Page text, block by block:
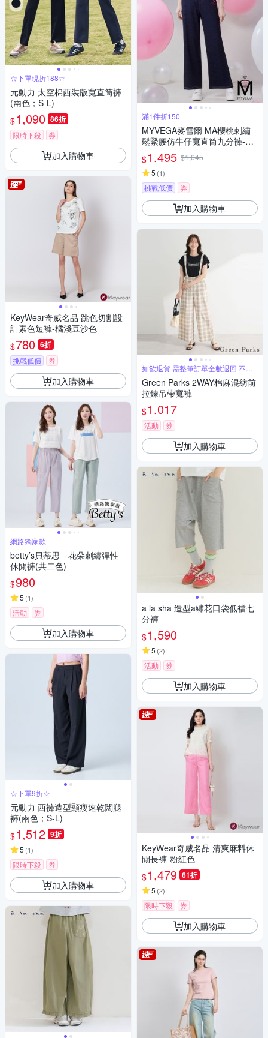
☆下單現折188☆
元動力 太空棉西裝版寬直筒褲
(兩色；S-L)
$1,090 86折
限時下殺 券
加入購物車
KeyWear奇威名品 跳色切割設
計素色短褲-橘淺豆沙色
$780 6折
挑戰低價 券
加入購物車
網路獨家款
betty’s貝蒂思 花朵刺繡彈性
休閒褲(共二色)
$980
5 (1)
活動 券
加入購物車
☆下單9折☆
元動力 西褲造型顯瘦速乾闊腿
褲(兩色；S-L)
$1,512 9折
5 (1)
限時下殺 券
加入購物車
滿1件折150
MYVEGA麥雪爾 MA櫻桃刺繡
鬆緊腰仿牛仔寬直筒九分褲-深
藍
$1,495 $1,645
5 (1)
挑戰低價 券
加入購物車
如欲退貨 需整筆訂單全數退回 不能
單退
Green Parks 2WAY棉麻混紡前
拉鍊吊帶寬褲
$1,017
活動 券
加入購物車
a la sha 造型a繡花口袋低襠七
分褲
$1,590
5 (2)
活動 券
加入購物車
KeyWear奇威名品 清爽麻料休
閒長褲-粉紅色
$1,479 61折
5 (2)
限時下殺 券
加入購物車